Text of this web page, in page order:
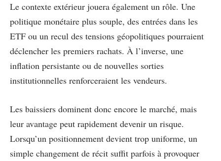
Le contexte extérieur jouera également un rôle. Une
politique monétaire plus souple, des entrées dans les
ETF ou un recul des tensions géopolitiques pourraient
déclencher les premiers rachats. À l’inverse, une
inflation persistante ou de nouvelles sorties
institutionnelles renforceraient les vendeurs.
Les baissiers dominent donc encore le marché, mais
leur avantage peut rapidement devenir un risque.
Lorsqu’un positionnement devient trop uniforme, un
simple changement de récit suffit parfois à provoquer